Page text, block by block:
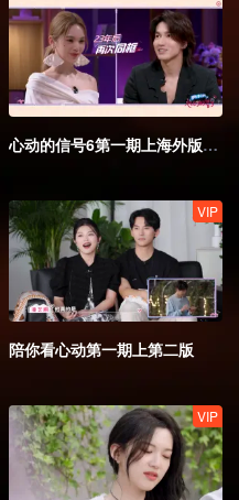
心动的信号6第一期上海外版第一版.mp4
VIP
陪你看心动第一期上第二版
VIP